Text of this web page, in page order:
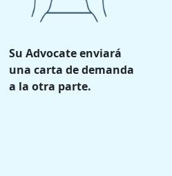
Su Advocate enviará
una carta de demanda
a la otra parte.